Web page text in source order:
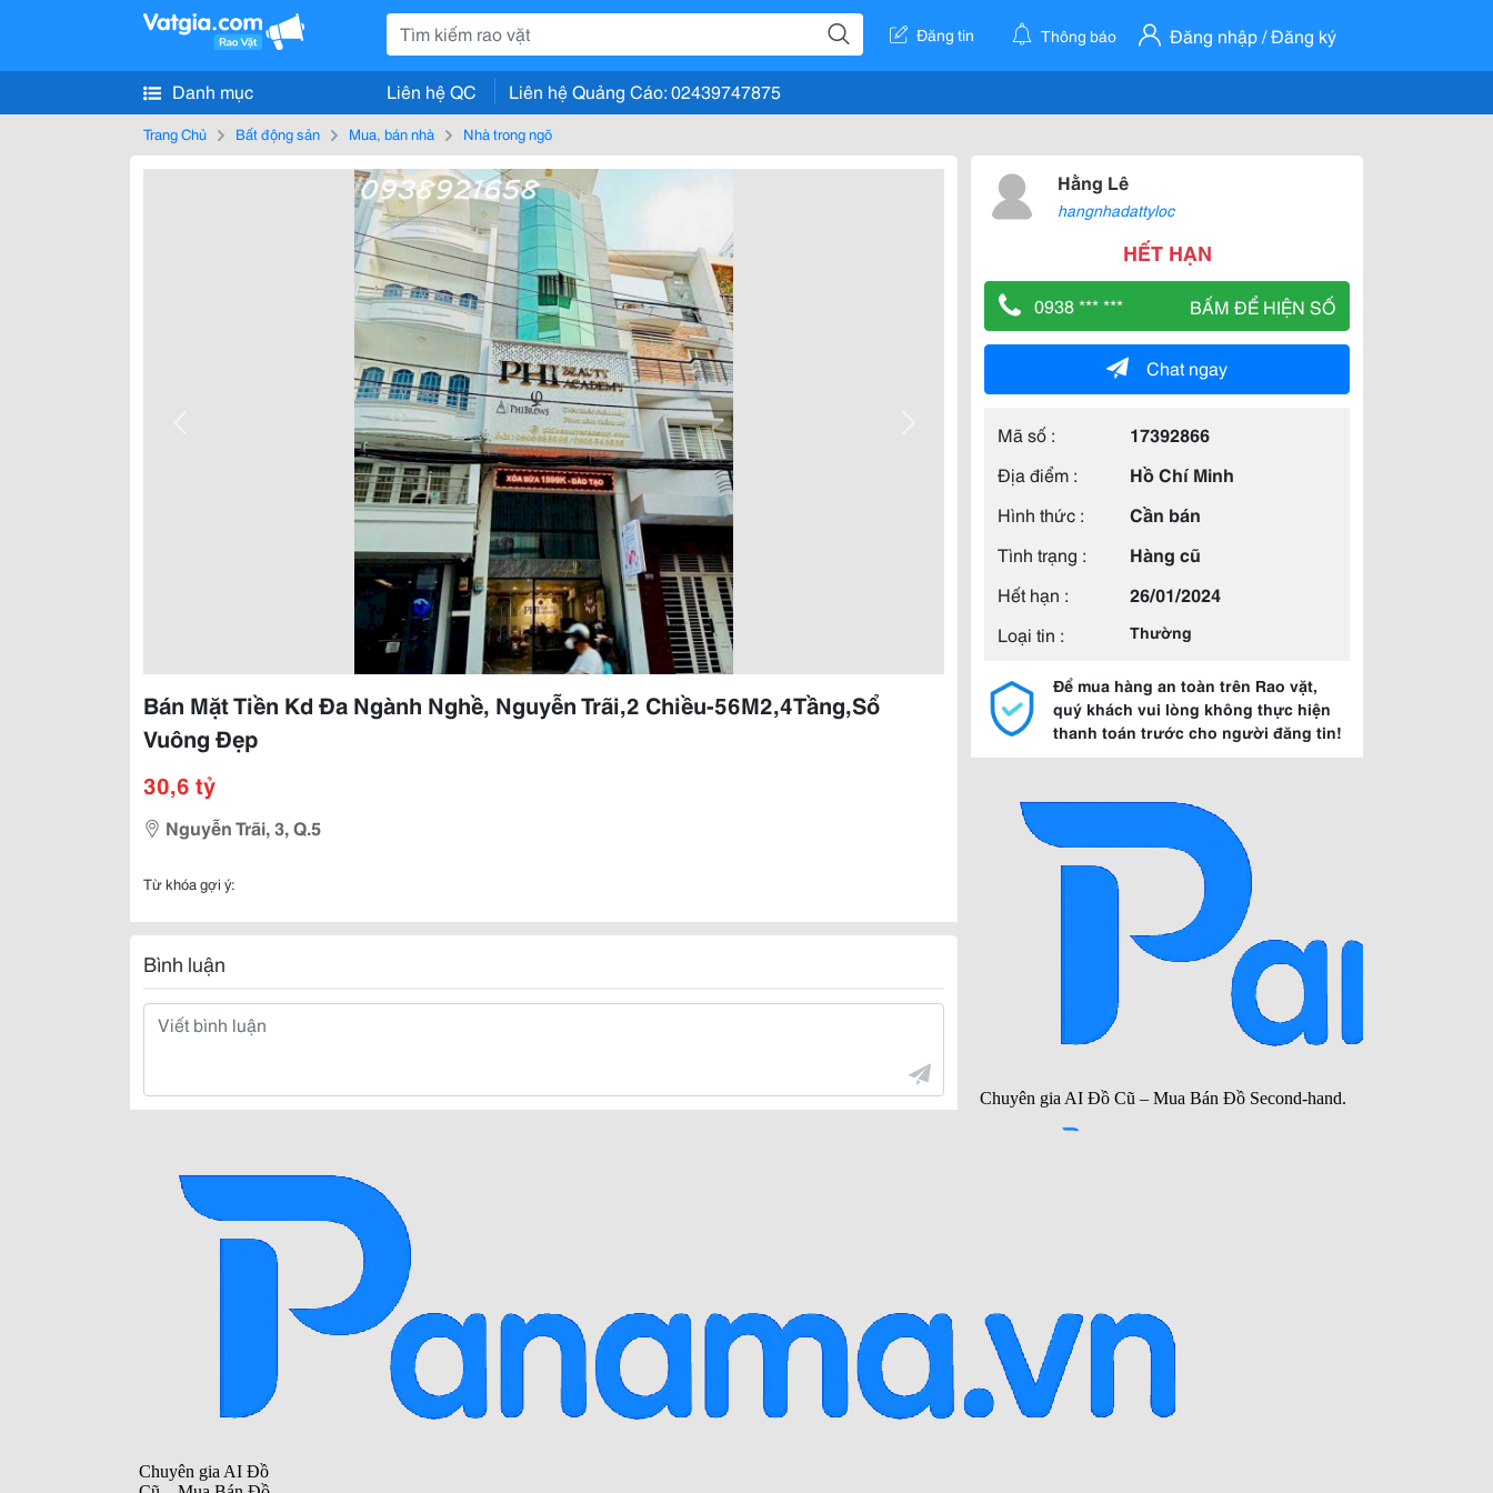
Đăng tin Thông báo Đăng nhập / Đăng ký
Danh mục Liên hệ QC Liên hệ Quảng Cáo: 02439747875
Trang Chủ Bất động sản Mua, bán nhà Nhà trong ngõ
Bán Mặt Tiền Kd Đa Ngành Nghề, Nguyễn Trãi,2 Chiều-56M2,4Tầng,Sổ
Vuông Đẹp
30,6 tỷ
Nguyễn Trãi, 3, Q.5
Từ khóa gợi ý:
Bình luận
Hằng Lê
hangnhadattyloc
HẾT HẠN
0938 *** *** BẤM ĐỂ HIỆN SỐ
Chat ngay
Mã số :
17392866
Địa điểm :
Hồ Chí Minh
Hình thức :
Cần bán
Tình trạng :
Hàng cũ
Hết hạn :
26/01/2024
Loại tin :
Thường
Để mua hàng an toàn trên Rao vặt,
quý khách vui lòng không thực hiện
thanh toán trước cho người đăng tin!